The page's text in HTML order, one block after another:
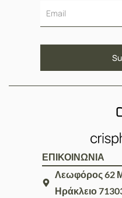
ΕΠΙΚΟΙΝΩΝΙΑ
Λεωφόρος 62
Ηράκλειο